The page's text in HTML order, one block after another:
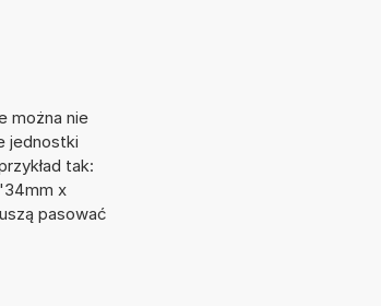
można nie
jednostki
tak:
x
pasować